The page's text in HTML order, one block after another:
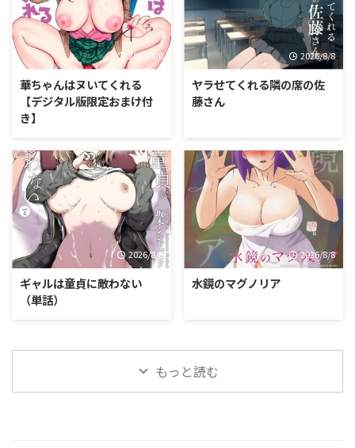
2026/8/8
華ちゃんはヌいてくれる
【デジタル版限定おまけ付
き】
2026/8/8
ヤラせてくれる隣の席の佐
藤さん
2026/8/8
ギャルは童貞に敵わない
（単話）
2026/8/8
水鏡のマグノリア
もっと読む